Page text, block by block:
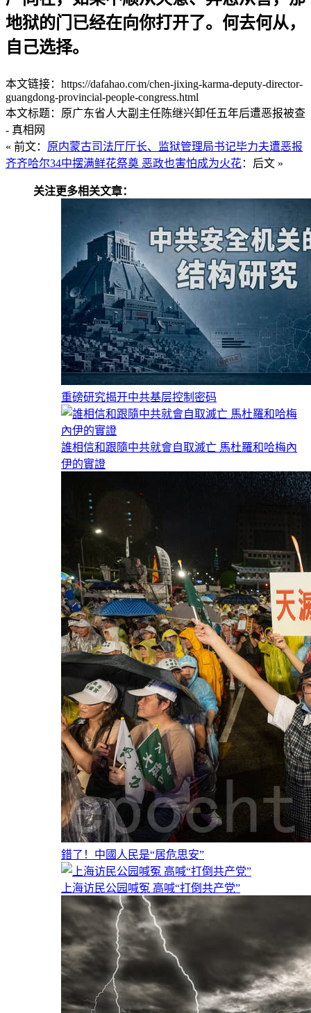
地狱的门已经在向你打开了。何去何从，
自己选择。
本文链接：https://dafahao.com/chen-jixing-karma-deputy-director-
guangdong-provincial-people-congress.html
本文标题：原广东省人大副主任陈继兴卸任五年后遭恶报被查
- 真相网
« 前文： 原内蒙古司法厅厅长、监狱管理局书记毕力夫遭恶报
齐齐哈尔34中摆满鲜花祭奠 恶政也害怕成为火花：后文 »
关注更多相关文章：
重磅研究揭开中共基层控制密码
誰相信和跟隨中共就會自取滅亡 馬杜羅和哈梅內
伊的實證
錯了！中國人民是“居危思安”
上海访民公园喊冤 高喊“打倒共产党”